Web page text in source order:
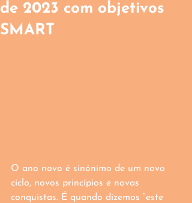
de 2023 com objetivos
SMART
O ano novo é sinónimo de um novo
ciclo, novos princípios e novas
conquistas. É quando dizemos “este